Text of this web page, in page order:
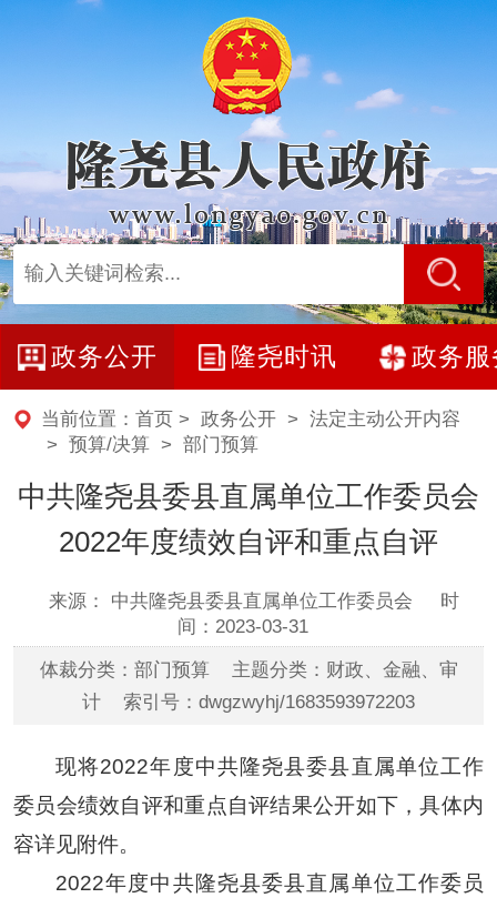
政务公开 隆尧时讯 政务服
当前位置： 首页 > 政务公开> 法定主动公开内容
> 预算/决算> 部门预算
中共隆尧县委县直属单位工作委员会
2022年度绩效自评和重点自评
来源： 中共隆尧县委县直属单位工作委员会
时
间：2023-03-31
体裁分类：部门预算 主题分类：财政、金融、审
计 索引号：dwgzwyhj/1683593972203
现将2022年度中共隆尧县委县直属单位工作
委员会绩效自评和重点自评结果公开如下，具体内
容详见附件。
2022年度中共隆尧县委县直属单位工作委员